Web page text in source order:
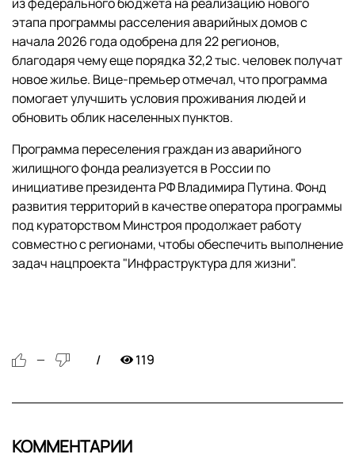
этапа программы расселения аварийных домов с
начала 2026 года одобрена для 22 регионов,
благодаря чему еще порядка 32,2 тыс. человек получат
новое жилье. Вице-премьер отмечал, что программа
помогает улучшить условия проживания людей и
обновить облик населенных пунктов.
Программа переселения граждан из аварийного
жилищного фонда реализуется в России по
инициативе президента РФ Владимира Путина. Фонд
развития территорий в качестве оператора программы
под кураторством Минстроя продолжает работу
совместно с регионами, чтобы обеспечить выполнение
задач нацпроекта "Инфраструктура для жизни".
— 119
КОММЕНТАРИИ